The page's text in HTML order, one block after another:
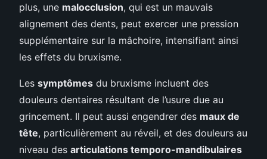
plus, une malocclusion, qui est un mauvais
alignement des dents, peut exercer une pression
supplémentaire sur la mâchoire, intensifiant ainsi
les effets du bruxisme.
Les symptômes du bruxisme incluent des
douleurs dentaires résultant de l’usure due au
grincement. Il peut aussi engendrer des maux de
tête, particulièrement au réveil, et des douleurs au
niveau des articulations temporo-mandibulaires